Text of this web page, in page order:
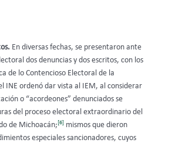
En diversas fechas, se presentaron ante
dos denuncias y dos escritos, con los
de lo Contencioso Electoral de la
INE ordenó dar vista al IEM, al considerar
o “acordeones” denunciados se
del proceso electoral extraordinario del
de Michoacán;[6] mismos que dieron
especiales sancionadores, cuyos